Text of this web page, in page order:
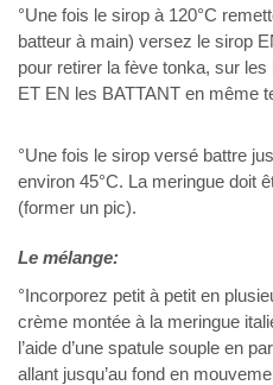
°Une fois le sirop à 120°C
batteur à main) versez le sirop
pour retirer la fève tonka, sur
ET EN les BATTANT en même
°Une fois le sirop versé battre
environ 45°C. La meringue doit
(former un pic).
Le mélange:
°Incorporez petit à petit en
crème montée à la meringue
l’aide d’une spatule souple en
allant jusqu’au fond en